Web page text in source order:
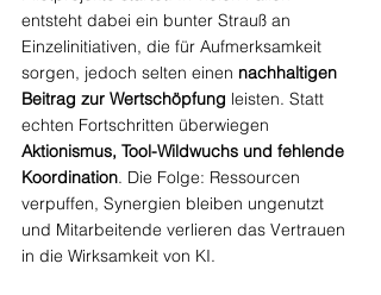
entsteht dabei ein bunter Strauß an
Einzelinitiativen, die für Aufmerksamkeit
sorgen, jedoch selten einen nachhaltigen
Beitrag zur Wertschöpfung leisten. Statt
echten Fortschritten überwiegen
Aktionismus, Tool-Wildwuchs und fehlende
Koordination. Die Folge: Ressourcen
verpuffen, Synergien bleiben ungenutzt
und Mitarbeitende verlieren das Vertrauen
in die Wirksamkeit von KI.